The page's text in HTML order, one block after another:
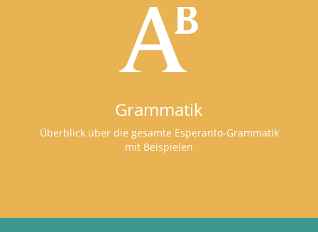
Grammatik
Überblick über die gesamte Esperanto-Grammatik
mit Beispielen